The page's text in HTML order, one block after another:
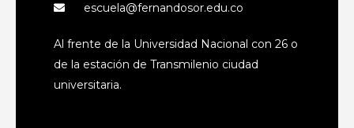
escuela@fernandosor.edu.co
Al frente de la Universidad Nacional con 26 o
de la estación de Transmilenio ciudad
universitaria.